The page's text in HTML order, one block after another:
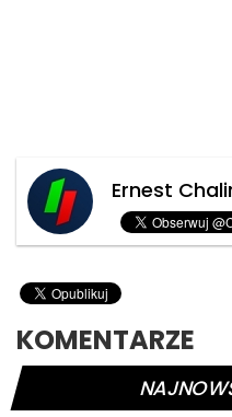
Ernest
KOMENTARZE